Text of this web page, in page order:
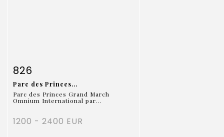
Fiche détaillée
826
Parc des Princes...
Parc des Princes Grand March
Omnium International par...
1200 - 2400 EUR